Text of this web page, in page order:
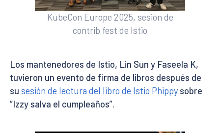
KubeCon Europe 2025, sesión de
contrib fest de Istio
Los mantenedores de Istio, Lin Sun y Faseela K,
tuvieron un evento de firma de libros después de
su sesión de lectura del libro de Istio Phippy sobre
“Izzy salva el cumpleaños”.